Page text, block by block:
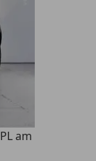
am